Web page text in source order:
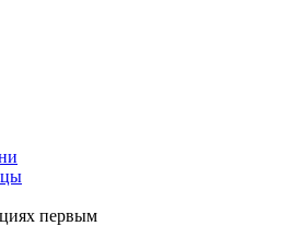
первым